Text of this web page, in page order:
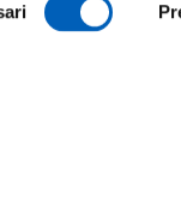
BANDI E